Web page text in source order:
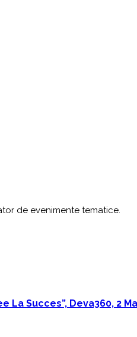
de evenimente tematice.
La Succes”, Deva360, 2